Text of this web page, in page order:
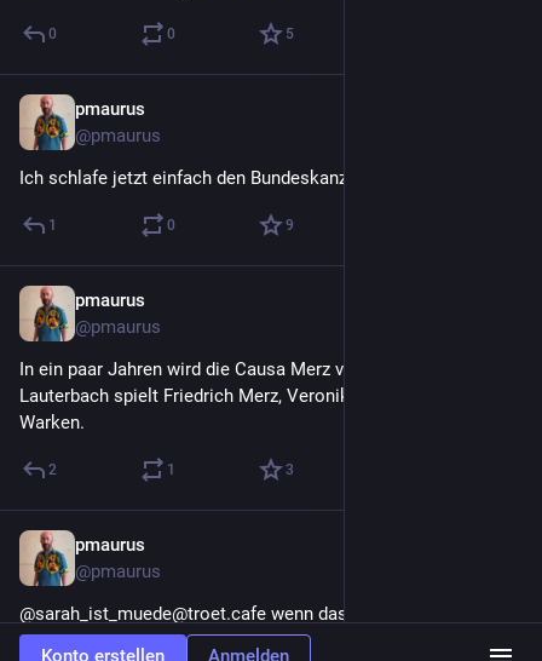
0 0 5
pmaurus
@pmaurus
Ich schlafe jetzt einfach den Bundeskanzler weg.
1 0 9
pmaurus
@pmaurus
In ein paar Jahren wird die Causa Merz verfilmt: Heiner
Lauterbach spielt Friedrich Merz, Veronika Ferres als Nina
Warken.
2 1 3
pmaurus
@pmaurus
@sarah_ist_muede@troet.cafe wenn das so weitergeht, muss
ich gar nicht mehr putzen. Merz schafft das gerade auch gut
Konto erstellen Anmelden